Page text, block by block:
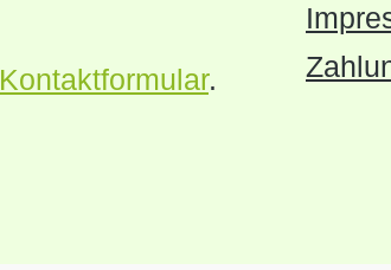
Kontaktformular.